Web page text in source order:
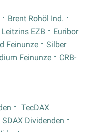
Brent Rohöl Ind.
Leitzins EZB
Euribor
Feinunze
Silber
Feinunze
CRB-
TecDAX
SDAX Dividenden